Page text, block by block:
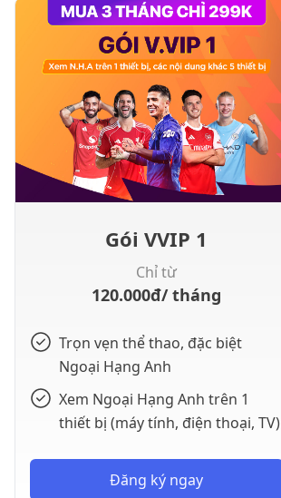
Gói VVIP 1
Chỉ từ
120.000đ/ tháng
Trọn vẹn thể thao, đặc biệt
Ngoại Hạng Anh
Xem Ngoại Hạng Anh trên 1
thiết bị (máy tính, điện thoại, TV)
Đăng ký ngay